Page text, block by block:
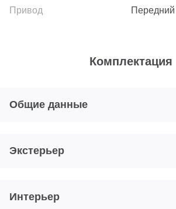
Передний
Комплектация
Общие данные
Экстерьер
Интерьер